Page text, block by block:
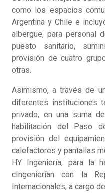
como los espacios
Argentina y Chile e
albergue, para personal
puesto sanitario,
provisión de cuatro
otras.
Asimismo, a través de
diferentes instituciones
privado, en una suma
habilitación del Paso
provisión del
calefactores y pantallas
HY Ingeniería, para la
cIngenierían con la
Internacionales, a cargo